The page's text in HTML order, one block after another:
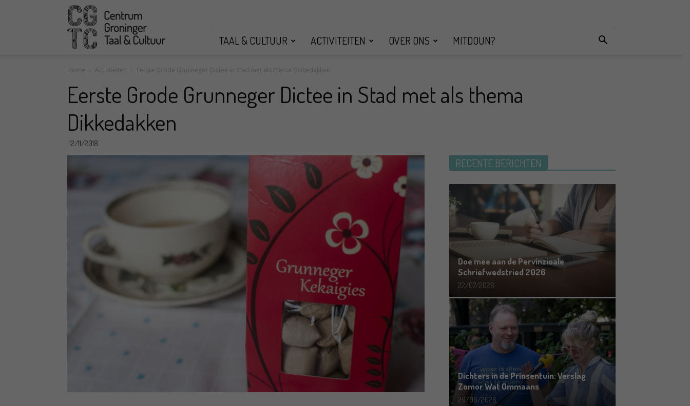
CGTC
TAAL & CULTUUR ACTIVITEITEN OVER ONS MITDOUN?
Home Activiteiten Eerste Grode Grunneger Dictee in Stad met als thema Dikkedakken
Eerste Grode Grunneger Dictee in Stad met als thema
Dikkedakken
12/11/2018
RECENTE BERICHTEN
Doe mee aan de Pervinzioale
Schriefwedstried 2026
22/07/2026
Dichters in de Prinsentuin: Verslag
Zomor Wat Ommaans
29/06/2026